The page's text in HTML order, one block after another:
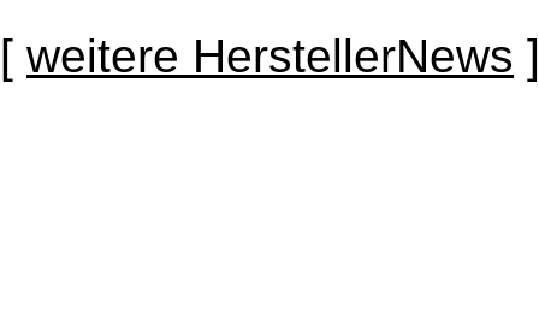
[ weitere HerstellerNews